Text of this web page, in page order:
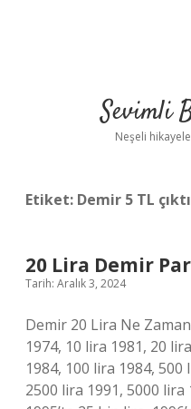
Sevimli
Neşeli
Etiket: Demir 5 TL
20 Lira Demir
Tarih: Aralık 3, 2024
Demir 20 Lira Ne
1974, 10 lira 1981, 20
1984, 100 lira 1984,
2500 lira 1991, 5000 lira